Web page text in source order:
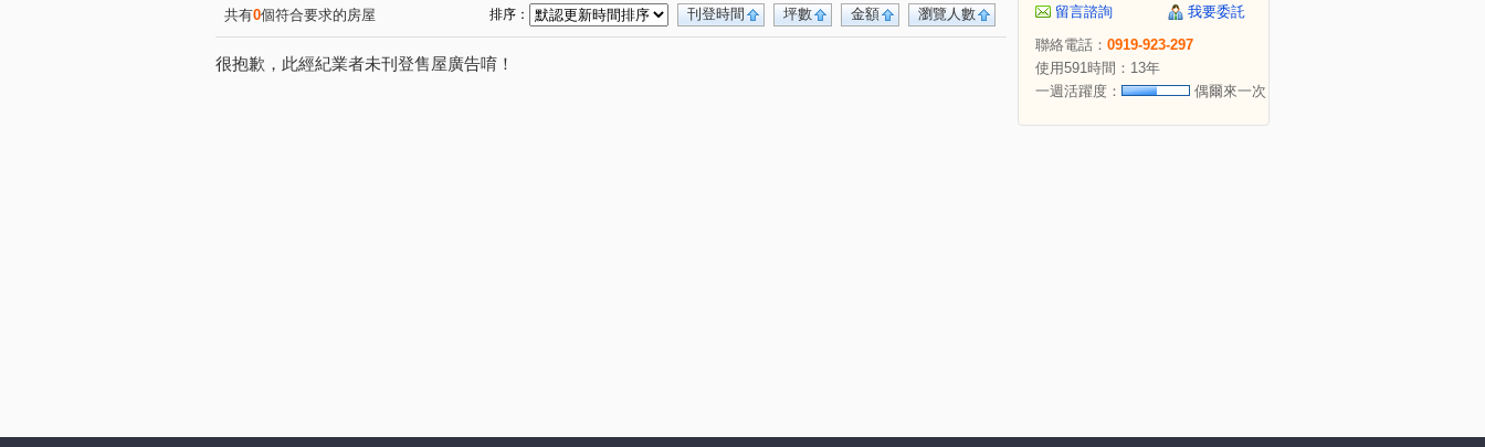
育才路(1) 敦富一街(1) 南屯路二段(1) 順帆路(1)
共有0個符合要求的房屋 瀏覽人數
金額
坪數
刊登時間
排序：
很抱歉，此經紀業者未刊登售屋廣告唷！
留言諮詢
我要委託
聯絡電話： 0919-923-297
使用591時間：13年
一週活躍度：
偶爾來一次